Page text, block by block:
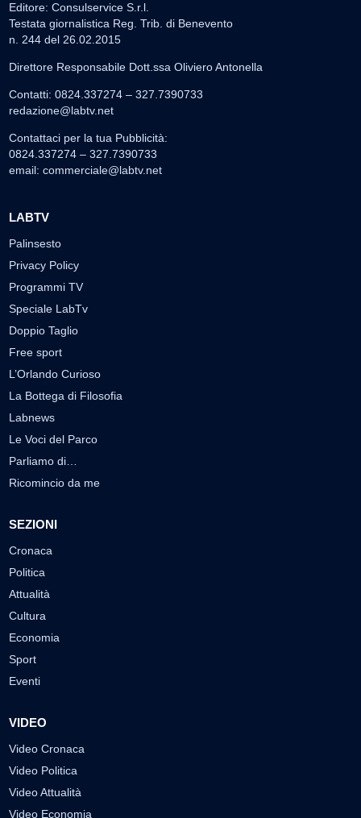
Editore: Consulservice S.r.l.
Testata giornalistica Reg. Trib. di Benevento
n. 244 del 26.02.2015
Direttore Responsabile Dott.ssa Oliviero Antonella
Contatti: 0824.337274 – 327.7390733
redazione@labtv.net
Contattaci per la tua Pubblicità:
0824.337274 – 327.7390733
email: commerciale@labtv.net
LABTV
Palinsesto
Privacy Policy
Programmi TV
Speciale LabTv
Doppio Taglio
Free sport
L’Orlando Curioso
La Bottega di Filosofia
Labnews
Le Voci del Parco
Parliamo di…
Ricomincio da me
SEZIONI
Cronaca
Politica
Attualità
Cultura
Economia
Sport
Eventi
VIDEO
Video Cronaca
Video Politica
Video Attualità
Video Economia